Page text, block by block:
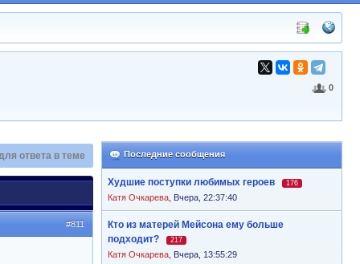
0
Последние сообщения
Худшие поступки любимых героев 176
Катя Очкарева Вчера, 22:37:40
Кто из матерей Мейсона ему больше
подходит?
217
Катя Очкарева Вчера, 13:55:29
ответа в теме
#811